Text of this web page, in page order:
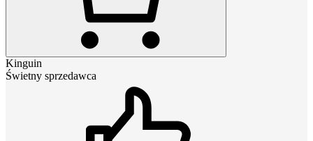
Kinguin
Świetny sprzedawca